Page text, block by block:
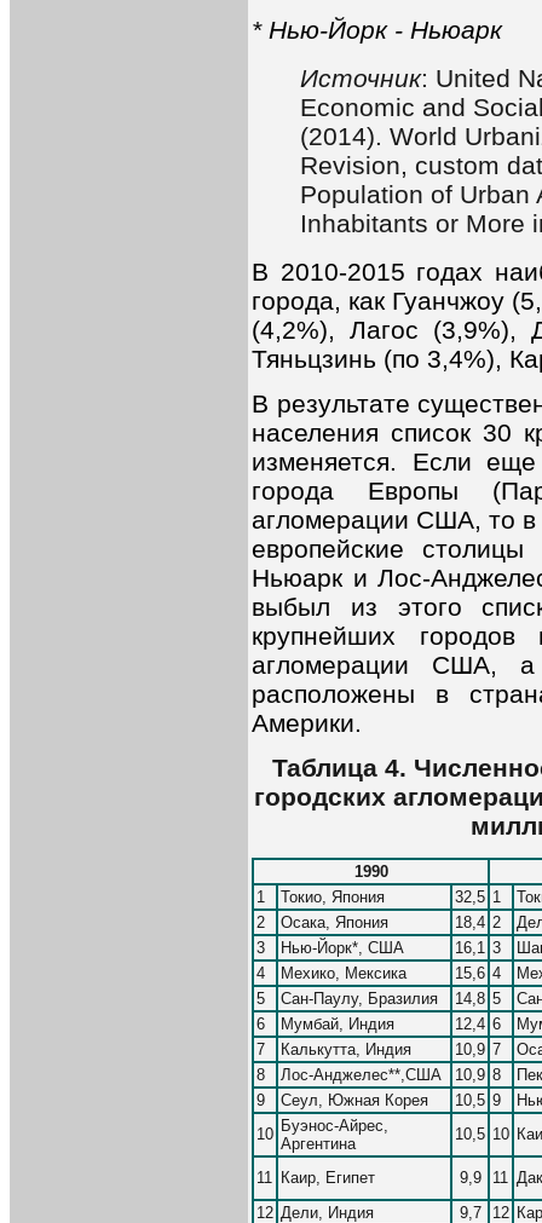
* Нью-Йорк- Ньюарк
Источник: United
Economic and
(2014). World
Revision, custom
Population of Urban
Inhabitants or More
В 2010-2015 годах
города, как Гуанчжоу
(4,2%), Лагос (3,9%),
Тяньцзинь (по 3,4%),
В результате
населения список 30
изменяется. Если
города Европы
агломерации США, то в
европейские
Ньюарк и Лос-
выбыл из этого
крупнейших
агломерации США, а
расположены в
Америки.
Таблица 4.
городских
1990
1
Токио, Япония 32,5 1
2
Осака, Япония 18,4 2
3
Нью-Йорк*, США 16,1 3
4
Мехико, Мексика 15,6 4
5
Сан-Паулу, Бразилия 14,8 5
6
Мумбай, Индия 12,4 6
7
Калькутта, Индия 10,9 7
8
Лос-Анджелес**,США 10,9 8
9
Сеул, Южная Корея 10,5 9
10 Буэнос-Айрес,
Аргентина
10,5 10
11 Каир, Египет 9,9 11
12 Дели, Индия 9,7 12